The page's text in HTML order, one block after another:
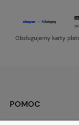
Obsługujemy karty
POMOC